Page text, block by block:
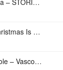
Tananai, Annalisa – STORIE BREVI
All I Want For Christmas Is You – Mariah Carey
Come Nelle Favole – Vasco Rossi